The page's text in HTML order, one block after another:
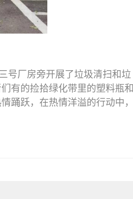
号厂房旁开展了垃圾清扫和垃
有的捡拾绿化带里的塑料瓶和
踊跃，在热情洋溢的行动中，